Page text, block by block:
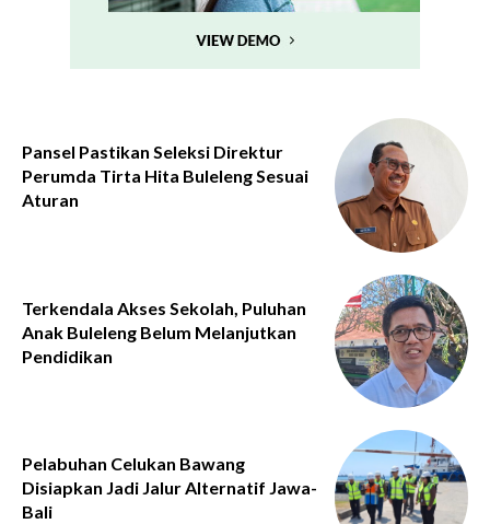
Pansel Pastikan Seleksi Direktur
Perumda Tirta Hita Buleleng Sesuai
Aturan
Terkendala Akses Sekolah, Puluhan
Anak Buleleng Belum Melanjutkan
Pendidikan
Pelabuhan Celukan Bawang
Disiapkan Jadi Jalur Alternatif Jawa-
Bali